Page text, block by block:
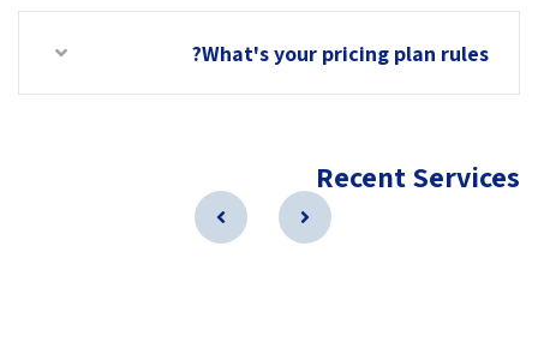
What's your pricing plan rules?
Recent Services